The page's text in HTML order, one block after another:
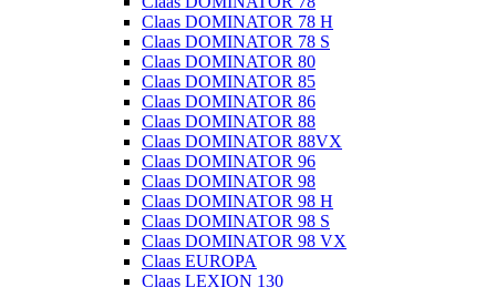
Claas DOMINATOR 78 H
Claas DOMINATOR 78 S
Claas DOMINATOR 80
Claas DOMINATOR 85
Claas DOMINATOR 86
Claas DOMINATOR 88
Claas DOMINATOR 88VX
Claas DOMINATOR 96
Claas DOMINATOR 98
Claas DOMINATOR 98 H
Claas DOMINATOR 98 S
Claas DOMINATOR 98 VX
Claas EUROPA
Claas LEXION 130